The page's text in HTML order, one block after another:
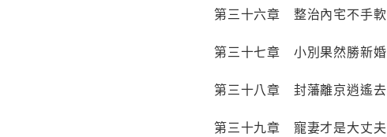
第三十六章 整治內宅不手軟
第三十七章 小別果然勝新婚
第三十八章 封藩離京逍遙去
第三十九章 寵妻才是大丈夫